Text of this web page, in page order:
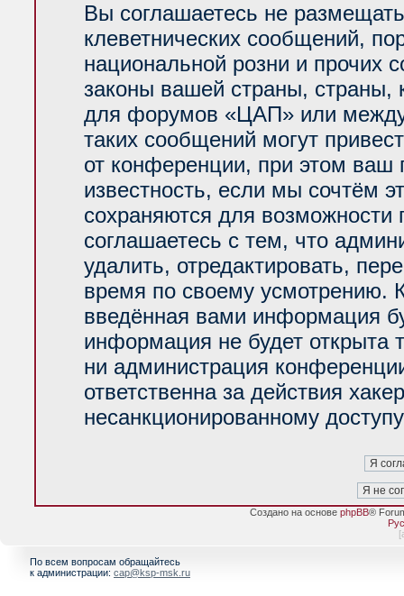
Вы соглашаетесь не
клеветнических сообщений,
национальной розни и прочих
законы вашей страны, страны,
для форумов «ЦАП» или
таких сообщений могут
от конференции, при этом ваш
известность, если мы сочтём
сохраняются для возможности
соглашаетесь с тем, что
удалить, отредактировать,
время по своему усмотрению.
введённая вами информация
информация не будет открыта
ни администрация
ответственна за действия
несанкционированному
Создано на основе phpBB®
[
По всем вопросам обращайтесь
к администрации: cap@ksp-msk.ru